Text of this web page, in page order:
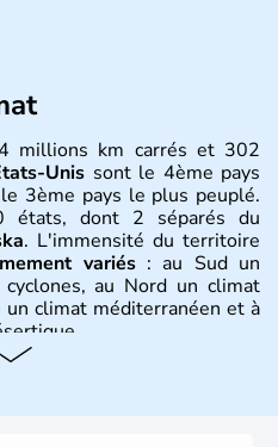
millions km carrés et 302
Unis sont le 4ème pays
3ème pays le plus peuplé.
états, dont 2 séparés du
. L'immensité du territoire
variés: au Sud un
au Nord un climat
climat méditerranéen et à